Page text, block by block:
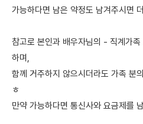
가능하다면 남은 약정도 남겨주시면
참고로 본인과 배우자님의 - 직계가
하며,
함께 거주하지 않으시더라도 가족 분
ㅎ
만약 가능하다면 통신사와 요금제를